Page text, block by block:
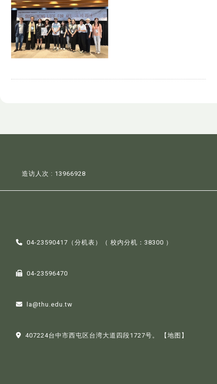
造访人次 : 13966928
04-23590417（分机表 ）（ 校内分机：38300 ）
04-23596470
la@thu.edu.tw
407224台中市西屯区台湾大道四段1727号。 【地图】